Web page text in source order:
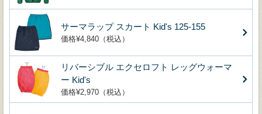
サーマラップ スカート Kid's 125-155
価格¥4,840（税込）
リバーシブル エクセロフト レッグウォーマ
ー Kid's
価格¥2,970（税込）